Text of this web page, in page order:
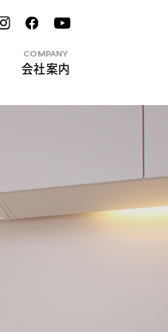
COMPANY
会社案内